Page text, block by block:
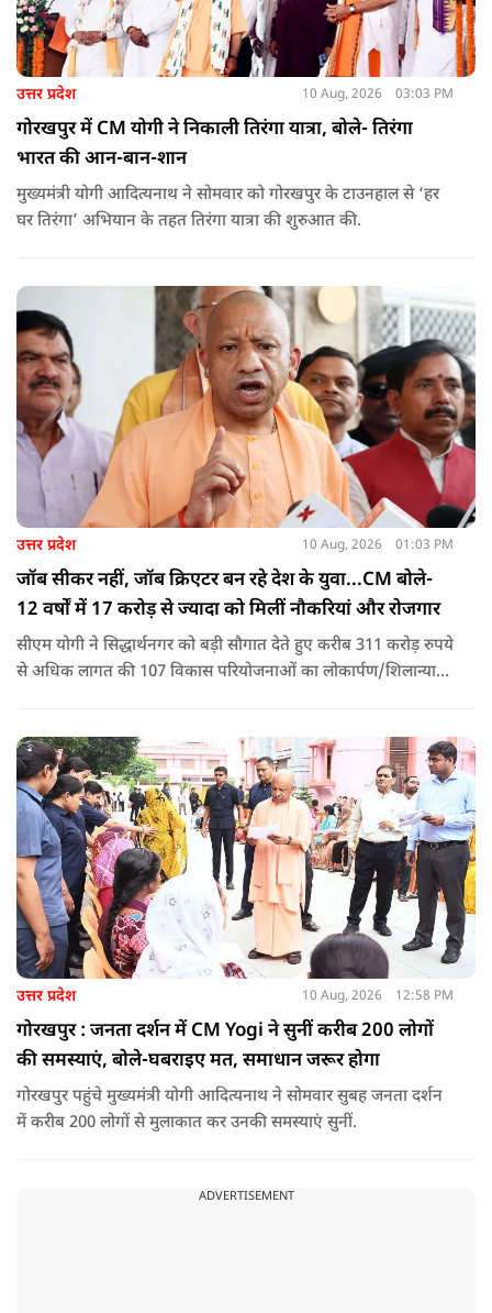
उत्तर प्रदेश 10 Aug, 2026 03:03 PM
गोरखपुर में CM योगी ने निकाली तिरंगा यात्रा, बोले- तिरंगा
भारत की आन-बान-शान
मुख्यमंत्री योगी आदित्यनाथ ने सोमवार को गोरखपुर के टाउनहाल से ‘हर
घर तिरंगा’ अभियान के तहत तिरंगा यात्रा की शुरुआत की.
उत्तर प्रदेश 10 Aug, 2026 01:03 PM
जॉब सीकर नहीं, जॉब क्रिएटर बन रहे देश के युवा...CM बोले-
12 वर्षों में 17 करोड़ से ज्यादा को मिलीं नौकरियां और रोजगार
सीएम योगी ने सिद्धार्थनगर को बड़ी सौगात देते हुए करीब 311 करोड़ रुपये
से अधिक लागत की 107 विकास परियोजनाओं का लोकार्पण/शिलान्यास
क्रिएटर बन रहे हैं देश के युवा.
उत्तर प्रदेश 10 Aug, 2026 12:58 PM
गोरखपुर : जनता दर्शन में CM Yogi ने सुनीं करीब 200 लोगों
की समस्याएं, बोले-घबराइए मत, समाधान जरूर होगा
गोरखपुर पहुंचे मुख्यमंत्री योगी आदित्यनाथ ने सोमवार सुबह जनता दर्शन
में करीब 200 लोगों से मुलाकात कर उनकी समस्याएं सुनीं.
ADVERTISEMENT